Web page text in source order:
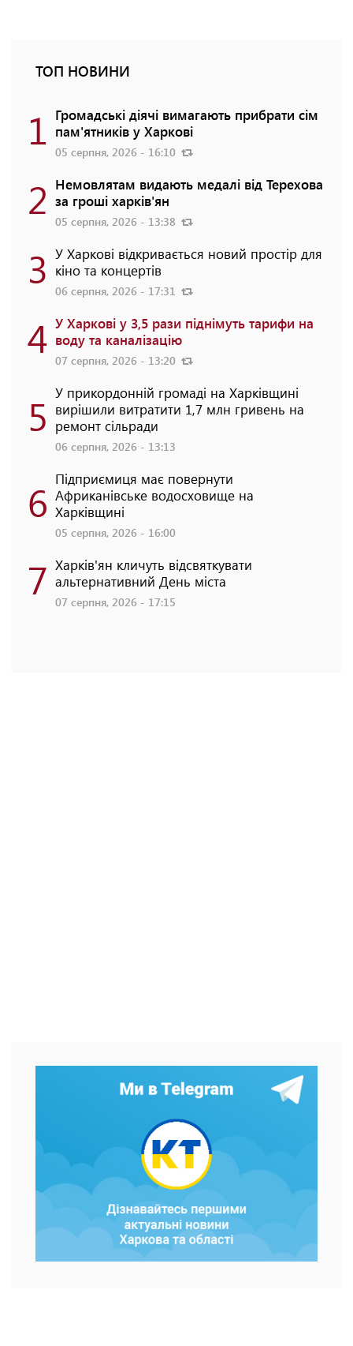
ТОП НОВИНИ
1 Громадські діячі вимагають прибрати сім
пам'ятників у Харкові
05 серпня, 2026 - 16:10
2 Немовлятам видають медалі від Терехова
за гроші харків'ян
05 серпня, 2026 - 13:38
3 У Харкові відкривається новий простір для
кіно та концертів
06 серпня, 2026 - 17:31
4 У Харкові у 3,5 рази піднімуть тарифи на
воду та каналізацію
07 серпня, 2026 - 13:20
5 У прикордонній громаді на Харківщині
вирішили витратити 1,7 млн гривень на
ремонт сільради
06 серпня, 2026 - 13:13
6 Підприємиця має повернути
Африканівське водосховище на
Харківщині
05 серпня, 2026 - 16:00
7 Харків'ян кличуть відсвяткувати
альтернативний День міста
07 серпня, 2026 - 17:15